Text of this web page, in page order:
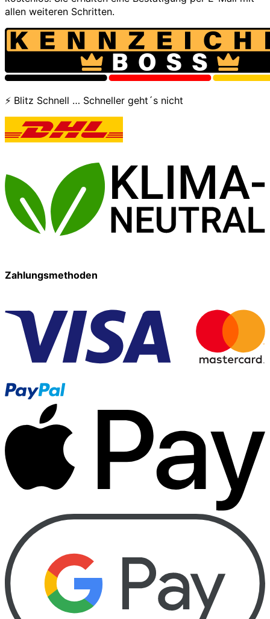
allen weiteren Schritten.
⚡ Blitz Schnell … Schneller geht´s nicht
Zahlungsmethoden